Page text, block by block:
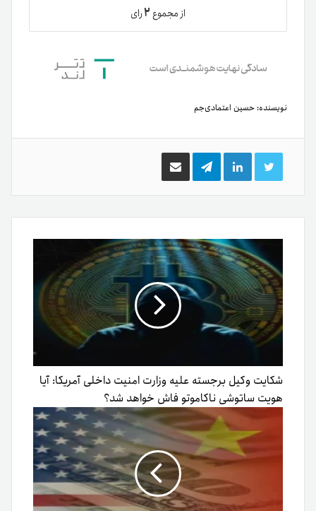
از مجموع۲رای
نویسنده: حسین اعتمادی‌جم
توییتر لینکدینتلگرام اشتراک
گذاری
ایمیل
شکایت وکیل برجسته علیه وزارت امنیت داخلی آمریکا: آیا
هویت ساتوشی ناکاموتو فاش خواهد شد؟